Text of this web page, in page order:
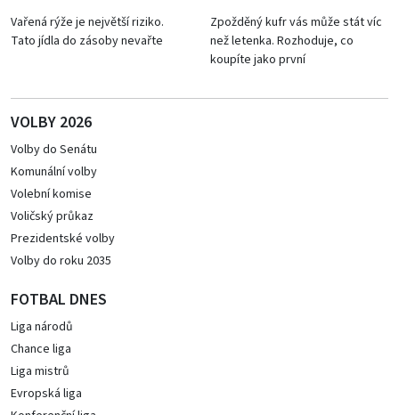
Vařená rýže je největší riziko.
Tato jídla do zásoby nevařte
Zpožděný kufr vás může stát víc
než letenka. Rozhoduje, co
koupíte jako první
VOLBY 2026
Volby do Senátu
Komunální volby
Volební komise
Voličský průkaz
Prezidentské volby
Volby do roku 2035
FOTBAL DNES
Liga národů
Chance liga
Liga mistrů
Evropská liga